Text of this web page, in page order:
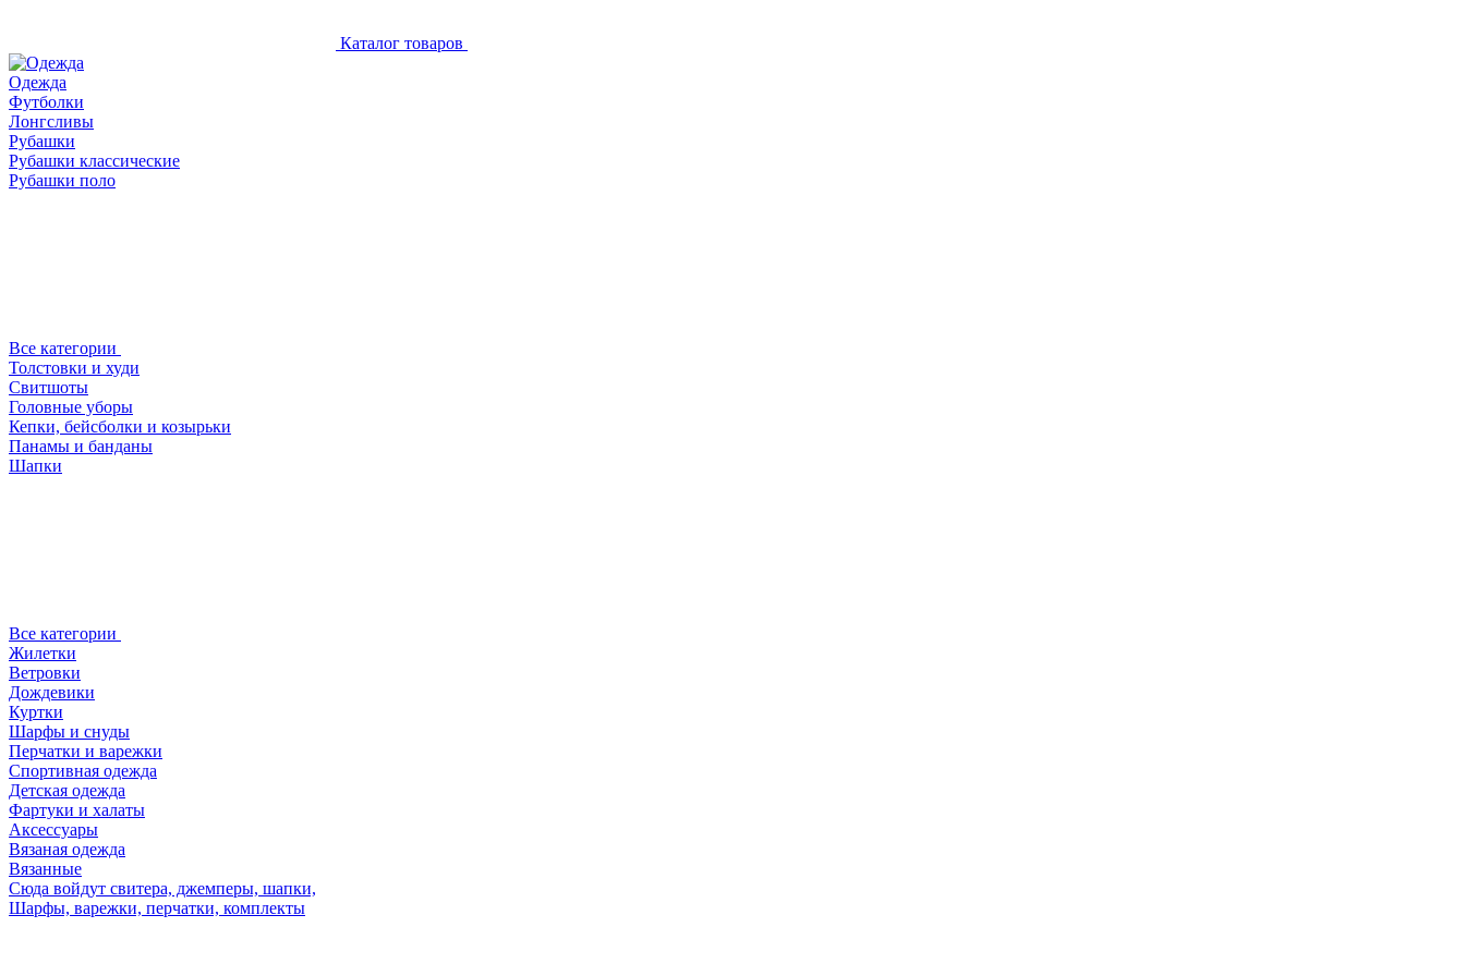
Каталог товаров
Одежда
Футболки
Лонгсливы
Рубашки
Рубашки классические
Рубашки поло
Все категории
Толстовки и худи
Свитшоты
Головные уборы
Кепки, бейсболки и козырьки
Панамы и банданы
Шапки
Все категории
Жилетки
Ветровки
Дождевики
Куртки
Шарфы и снуды
Перчатки и варежки
Спортивная одежда
Детская одежда
Фартуки и халаты
Аксессуары
Вязаная одежда
Вязанные
Сюда войдут свитера, джемперы, шапки,
Шарфы, варежки, перчатки, комплекты